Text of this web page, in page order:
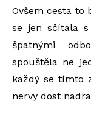
Ovšem cesta to
se jen sčítala
špatnými
spouštěla ne
každý se tímto
nervy dost